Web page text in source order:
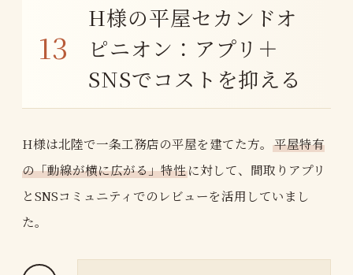
H様の平屋セカンドオ
ピニオン：アプリ＋
SNSでコストを抑える
H様は北陸で一条工務店の平屋を建てた方。 平屋特有
の「動線が横に広がる」特性に対して、間取りアプリ
とSNSコミュニティでのレビューを活用していまし
た。